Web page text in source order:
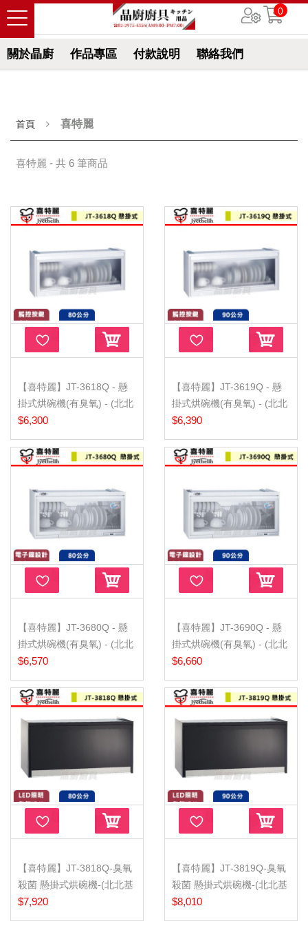
關於晶廚 作品專區 付款說明 聯絡我們
0
首頁 喜特麗
喜特麗 - 共 6 筆商品
【喜特麗】JT-3618Q - 懸
掛式烘碗機(有臭氧) - (北北
基...
$6,300
【喜特麗】JT-3619Q - 懸
掛式烘碗機(有臭氧) - (北北
基...
$6,390
【喜特麗】JT-3680Q - 懸
掛式烘碗機(有臭氧) - (北北
基...
$6,570
【喜特麗】JT-3690Q - 懸
掛式烘碗機(有臭氧) - (北北
基...
$6,660
【喜特麗】JT-3818Q-臭氧
殺菌 懸掛式烘碗機-(北北基
含...
$7,920
【喜特麗】JT-3819Q-臭氧
殺菌 懸掛式烘碗機-(北北基
含...
$8,010